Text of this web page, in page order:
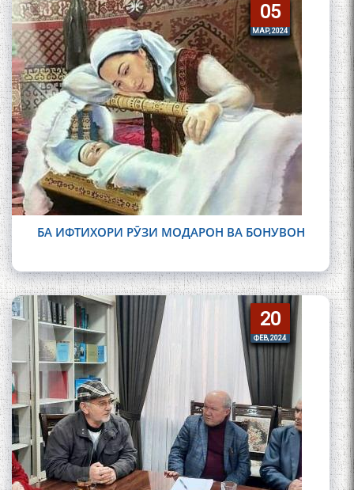
05
05
МАР, 2024
БА ИФТИХОРИ РӮЗИ МОДАРОН ВА БОНУВОН
20
20
ФЕВ, 2024